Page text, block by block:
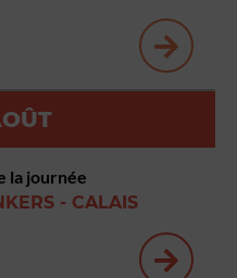
la journée
- CALAIS